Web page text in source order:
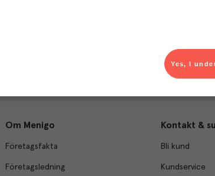
Om Menigo
Företagsfakta
Företagsledning
Kontakt &
Bli kund
Kundservice
Yes, I